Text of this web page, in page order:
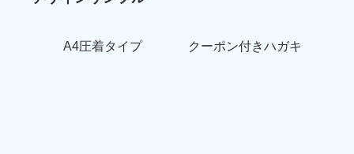
A4圧着タイプ クーポン付きハガキ